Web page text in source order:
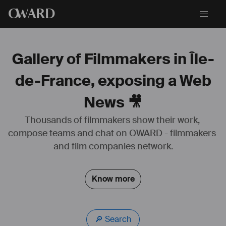
OWARD
Gallery of Filmmakers in Île-
de-France, exposing a Web
News 🎥
Thousands of filmmakers show their work,
compose teams and chat on OWARD - filmmakers
and film companies network.
Know more
🔎 Search
Passionné de montage & de motion-design, je suis monteur et
motion designer depuis six ans.
Après 2 ans en tant que chef du pôle vidéo dans un média cinéma,
j’ai eu des expériences à la TV comme avec l’émission “Quotidien”,
puis dans le service public à travers mon expérience à “Radio
podcasts, documentaires...